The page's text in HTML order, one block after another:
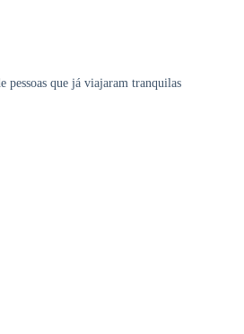
pessoas que já viajaram tranquilas